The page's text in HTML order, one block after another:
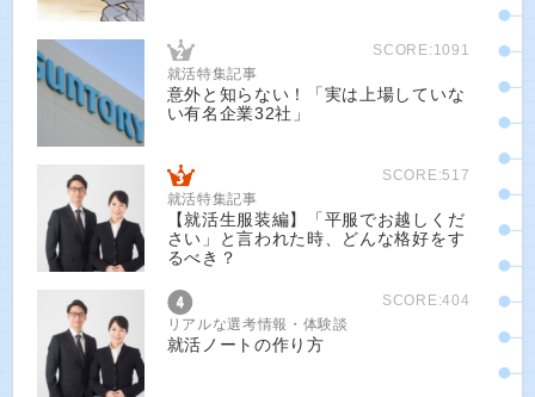
SCORE:1091
就活特集記事
意外と知らない！「実は上場していな
い有名企業32社」
SCORE:517
就活特集記事
【就活生服装編】「平服でお越しくだ
さい」と言われた時、どんな格好をす
るべき？
SCORE:404
リアルな選考情報・体験談
就活ノートの作り方